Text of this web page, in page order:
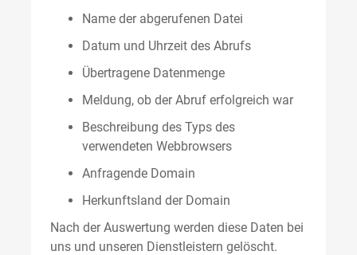
Name der abgerufenen Datei
Datum und Uhrzeit des Abrufs
Übertragene Datenmenge
Meldung, ob der Abruf erfolgreich war
Beschreibung des Typs des
verwendeten Webbrowsers
Anfragende Domain
Herkunftsland der Domain
Nach der Auswertung werden diese Daten bei
uns und unseren Dienstleistern gelöscht.